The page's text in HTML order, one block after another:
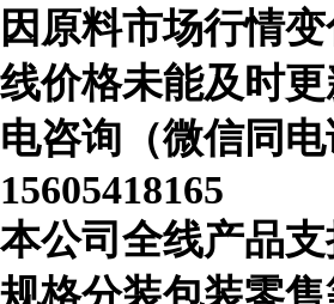
因原料市场行情
线价格未能及时
电咨询（微信同电
15605418165
本公司全线产品
规格分装包装零